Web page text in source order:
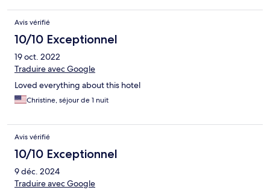
Avis vérifié
10/10 Exceptionnel
19 oct. 2022
Traduire avec Google
Loved everything about this hotel
Christine, séjour de 1 nuit
Avis vérifié
10/10 Exceptionnel
9 déc. 2024
Traduire avec Google